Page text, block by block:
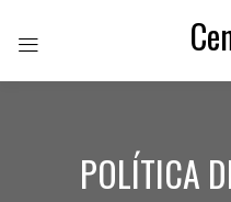
POLÍTICA